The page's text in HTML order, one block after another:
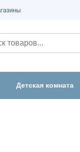
Детская комната